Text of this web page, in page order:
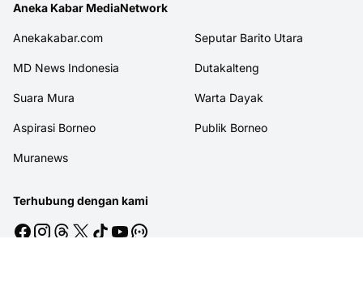
Aneka Kabar MediaNetwork
Anekakabar.com Seputar Barito Utara
MD News Indonesia Dutakalteng
Suara Mura Warta Dayak
Aspirasi Borneo Publik Borneo
Muranews
Terhubung dengan kami